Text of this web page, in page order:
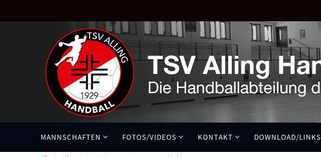
MANNSCHAFTEN FOTOS/VIDEOS KONTAKT DOWNLOAD/LINKS